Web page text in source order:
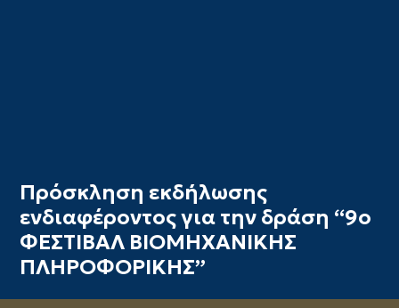
Πρόσκληση εκδήλωσης
ενδιαφέροντος για την δράση “9ο
ΦΕΣΤΙΒΑΛ ΒΙΟΜΗΧΑΝΙΚΗΣ
ΠΛΗΡΟΦΟΡΙΚΗΣ”